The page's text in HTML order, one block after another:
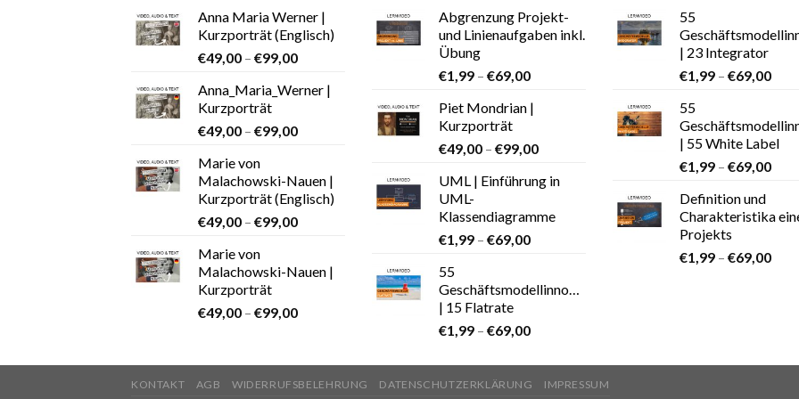
Anna Maria Werner |
Kurzporträt (Englisch)
€49,00 – €99,00
Anna_Maria_Werner |
Kurzporträt
€49,00 – €99,00
Marie von
Malachowski-Nauen |
Kurzporträt (Englisch)
€49,00 – €99,00
Marie von
Malachowski-Nauen |
Kurzporträt
€49,00 – €99,00
Abgrenzung Projekt-
und Linienaufgaben inkl.
Übung
€1,99 – €69,00
Piet Mondrian |
Kurzporträt
€49,00 – €99,00
UML | Einführung in
UML-
Klassendiagramme
€1,99 – €69,00
55
Geschäftsmodellinnovationen
| 15 Flatrate
€1,99 – €69,00
55
| 23 Integrator
€1,99 – €69,00
55
| 55 White Label
€1,99 – €69,00
Definition und
Charakteristika
Projekts
€1,99 – €69,00
KONTAKT AGB WIDERRUFSBELEHRUNG DATENSCHUTZERKLÄRUNG IMPRESSUM